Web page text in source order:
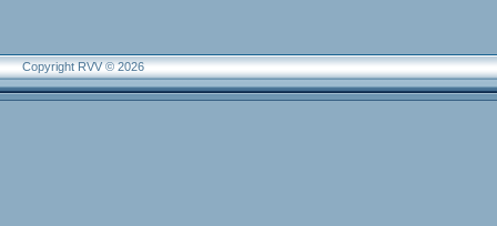
Copyright RVV © 2026